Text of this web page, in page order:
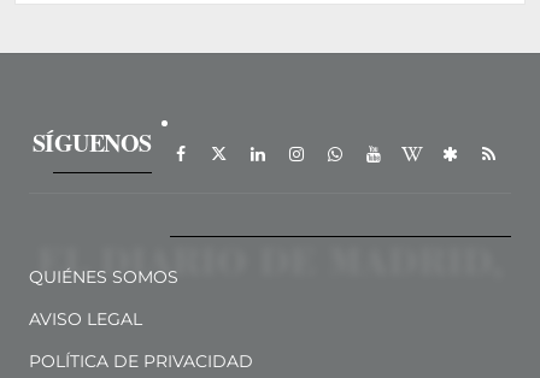
SÍGUENOS
QUIÉNES SOMOS
AVISO LEGAL
POLÍTICA DE PRIVACIDAD